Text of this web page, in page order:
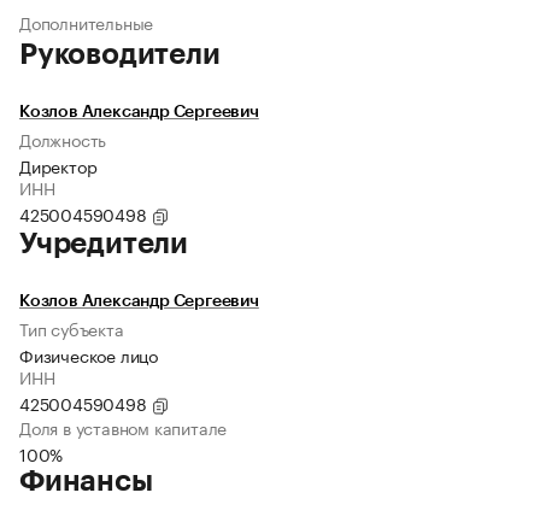
Дополнительные
Руководители
Козлов Александр Сергеевич
Должность
Директор
ИНН
425004590498
Учредители
Козлов Александр Сергеевич
Тип субъекта
Физическое лицо
ИНН
425004590498
Доля в уставном капитале
100%
Финансы